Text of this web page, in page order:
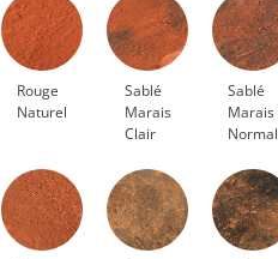
Rouge
Naturel
Sablé
Marais
Clair
Sablé
Marais
Normal